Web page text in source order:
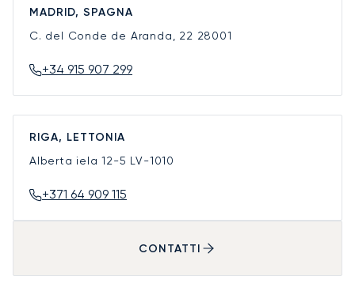
MADRID, SPAGNA
C. del Conde de Aranda, 22 28001
+34 915 907 299
RIGA, LETTONIA
Alberta iela 12-5 LV-1010
+371 64 909 115
CONTATTI